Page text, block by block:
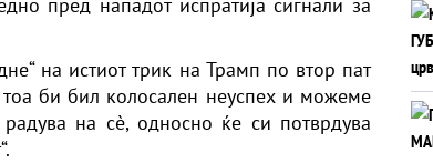
на истиот трик на Трамп по втор пат
би бил колосален неуспех и можеме
на сè, односно ќе си потврдува